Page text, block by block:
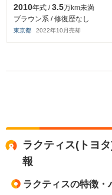
2010年式 /3.5万km未満
ブラウン系 / 修復歴なし
東京都 2022年10 月売却
ラクティス(トヨ
報
ラクティスの特徴・